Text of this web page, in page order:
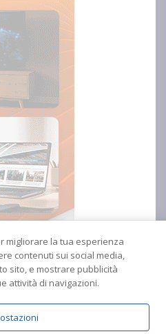
migliorare la tua esperienza
contenuti sui social media,
sito, e mostrare pubblicità
attività di navigazioni.